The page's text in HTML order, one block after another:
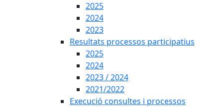
2025
2024
2023
Resultats processos participatius
2025
2024
2023 / 2024
2021/2022
Execució consultes i processos